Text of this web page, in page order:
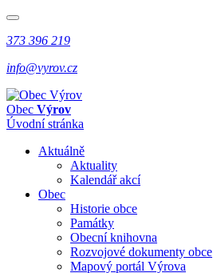
373 396 219
info@vyrov.cz
Obec Výrov
Úvodní stránka
Aktuálně
Aktuality
Kalendář akcí
Obec
Historie obce
Památky
Obecní knihovna
Rozvojové dokumenty obce
Mapový portál Výrova